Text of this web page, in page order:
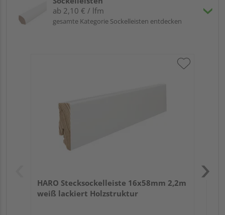
ab 2,10 € / lfm
gesamte Kategorie Sockelleisten entdecken
HARO Stecksockelleiste 16x58mm 2,2m
weiß lackiert Holzstruktur